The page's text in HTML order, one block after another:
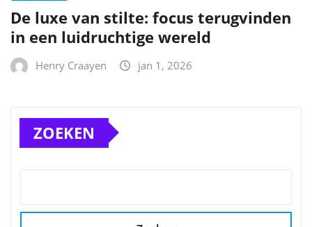
De luxe van stilte: focus terugvinden
in een luidruchtige wereld
Henry Craayen jan 1, 2026
ZOEKEN